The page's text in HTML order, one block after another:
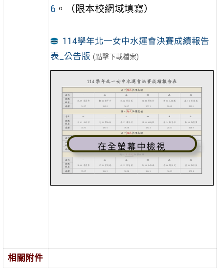
6 。（限本校網域填寫）
114學年北一女中水運會決賽成績報告
表_公告版 (點擊下載檔案)
在全螢幕中檢視
相關附件